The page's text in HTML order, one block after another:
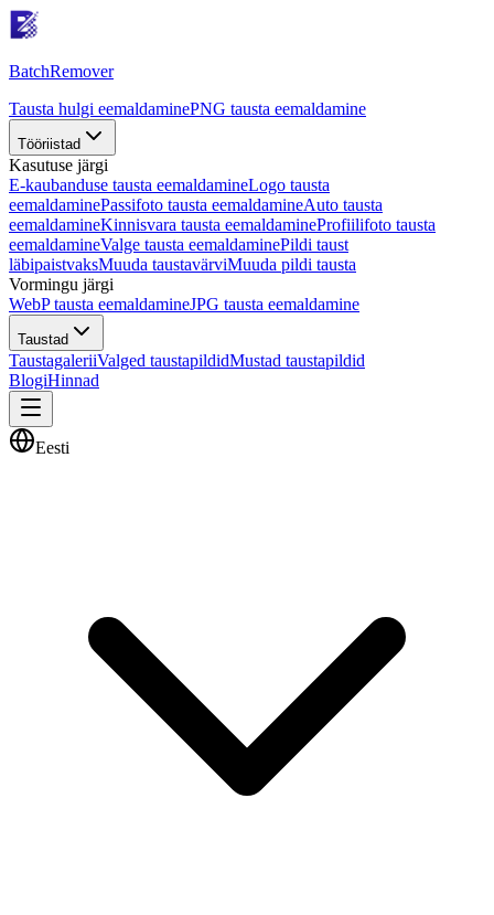
BatchRemover
Tausta hulgi eemaldaminePNG tausta eemaldamine
Tööriistad
Kasutuse järgi
E-kaubanduse tausta eemaldamineLogo tausta
eemaldaminePassifoto tausta eemaldamineAuto tausta
eemaldamineKinnisvara tausta eemaldamineProfiilifoto tausta
eemaldamineValge tausta eemaldaminePildi taust
läbipaistvaksMuuda taustavärviMuuda pildi tausta
Vormingu järgi
WebP tausta eemaldamineJPG tausta eemaldamine
Taustad
TaustagaleriiValged taustapildidMustad taustapildid
BlogiHinnad
Eesti